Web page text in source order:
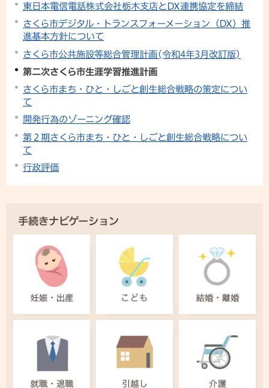
東日本電信電話株式会社栃木支店とDX連携協定を締結
さくら市デジタル・トランスフォーメーション（DX）推
進基本方針について
さくら市公共施設等総合管理計画(令和4年3月改訂版)
第二次さくら市生涯学習推進計画
さくら市まち・ひと・しごと創生総合戦略の策定につい
て
開発行為のゾーニング確認
第２期さくら市まち・ひと・しごと創生総合戦略につい
て
行政評価
手続きナビゲーション